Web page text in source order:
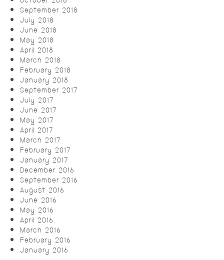
September 2018
July 2018
June 2018
May 2018
April 2018
March 2018
February 2018
January 2018
September 2017
July 2017
June 2017
May 2017
April 2017
March 2017
February 2017
January 2017
December 2016
September 2016
August 2016
June 2016
May 2016
April 2016
March 2016
February 2016
January 2016